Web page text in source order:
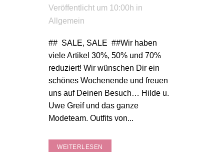
Veröffentlicht um 10:00h in
Allgemein
## SALE, SALE ##Wir haben
viele Artikel 30%, 50% und 70%
reduziert! Wir wünschen Dir ein
schönes Wochenende und freuen
uns auf Deinen Besuch… Hilde u.
Uwe Greif und das ganze
Modeteam. Outfits von...
WEITERLESEN